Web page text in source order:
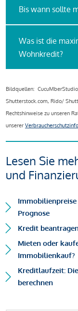
Bis wann sollte
Was ist die
Wohnkredit?
Bildquellen:
Shutterstock.com, Rido/
Rechtshinweise zu unseren
unserer
Lesen Sie
und
Prognose
Kredit
Mieten oder
Immobilienkauf?
Kreditlaufzeit:
berechnen